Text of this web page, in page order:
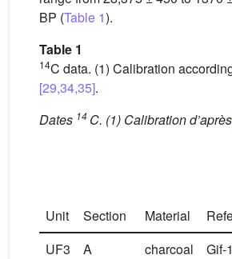
BP (Table 1).
Table 1
14C data. (1) Calibration
[29,34,35].
Dates 14 C. (1) Calibration d’après
Unit Section Material
UF3
A charcoal Gif-